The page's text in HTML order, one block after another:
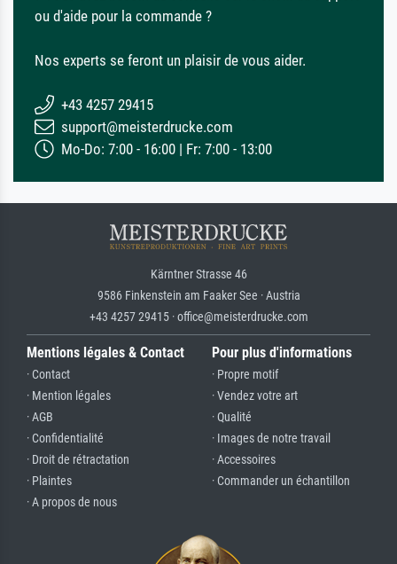
ou d'aide pour la commande ?
Nos experts se feront un plaisir de vous aider.
+43 4257 29415
support@meisterdrucke.com
Mo-Do: 7:00 - 16:00 | Fr: 7:00 - 13:00
Kärntner Strasse 46
9586 Finkenstein am Faaker See · Austria
+43 4257 29415 · office@meisterdrucke.com
Mentions légales & Contact
· Contact
· Mention légales
· AGB
· Confidentialité
· Droit de rétractation
· Plaintes
· A propos de nous
Pour plus d'informations
· Propre motif
· Vendez votre art
· Qualité
· Images de notre travail
· Accessoires
· Commander un échantillon